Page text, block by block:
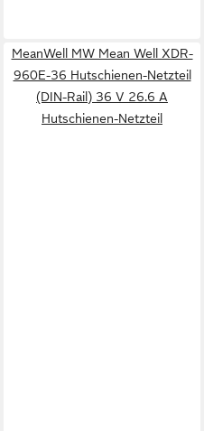
MeanWell MW Mean Well XDR-
960E-36 Hutschienen-Netzteil
(DIN-Rail) 36 V 26.6 A
Hutschienen-Netzteil